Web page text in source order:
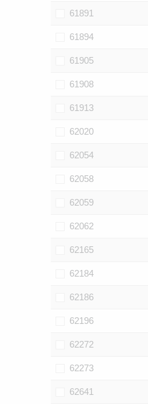
61891
61894
61905
61908
61913
62020
62054
62058
62059
62062
62165
62184
62186
62196
62272
62273
62641